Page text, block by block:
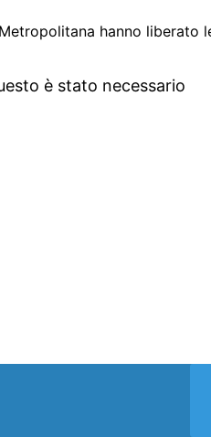
hanno liberato
è stato necessario